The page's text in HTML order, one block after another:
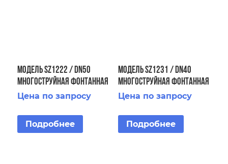
Модель SZ1222 / DN50
Многоструйная фонтанная
насадка
Цена по запросу
Подробнее
Модель SZ1231 / DN40
Многоструйная фонтанная
насадка
Цена по запросу
Подробнее